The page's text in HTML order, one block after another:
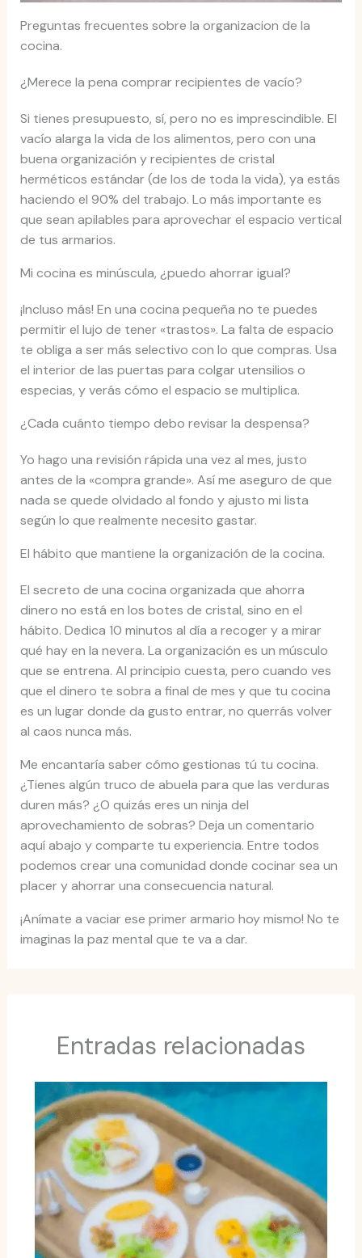
Preguntas frecuentes sobre la organizacion de la
cocina.
¿Merece la pena comprar recipientes de vacío?
Si tienes presupuesto, sí, pero no es imprescindible. El
vacío alarga la vida de los alimentos, pero con una
buena organización y recipientes de cristal
herméticos estándar (de los de toda la vida), ya estás
haciendo el 90% del trabajo. Lo más importante es
que sean apilables para aprovechar el espacio vertical
de tus armarios.
Mi cocina es minúscula, ¿puedo ahorrar igual?
¡Incluso más! En una cocina pequeña no te puedes
permitir el lujo de tener «trastos». La falta de espacio
te obliga a ser más selectivo con lo que compras. Usa
el interior de las puertas para colgar utensilios o
especias, y verás cómo el espacio se multiplica.
¿Cada cuánto tiempo debo revisar la despensa?
Yo hago una revisión rápida una vez al mes, justo
antes de la «compra grande». Así me aseguro de que
nada se quede olvidado al fondo y ajusto mi lista
según lo que realmente necesito gastar.
El hábito que mantiene la organización de la cocina.
El secreto de una cocina organizada que ahorra
dinero no está en los botes de cristal, sino en el
hábito. Dedica 10 minutos al día a recoger y a mirar
qué hay en la nevera. La organización es un músculo
que se entrena. Al principio cuesta, pero cuando ves
que el dinero te sobra a final de mes y que tu cocina
es un lugar donde da gusto entrar, no querrás volver
al caos nunca más.
Me encantaría saber cómo gestionas tú tu cocina.
¿Tienes algún truco de abuela para que las verduras
duren más? ¿O quizás eres un ninja del
aprovechamiento de sobras? Deja un comentario
aquí abajo y comparte tu experiencia. Entre todos
podemos crear una comunidad donde cocinar sea un
placer y ahorrar una consecuencia natural.
¡Anímate a vaciar ese primer armario hoy mismo! No te
imaginas la paz mental que te va a dar.
Entradas relacionadas